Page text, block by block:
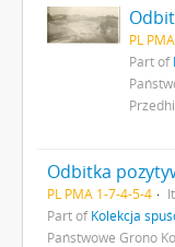
PL
Part of
PL PMA 1-7-4-5-4
Part ofKolekcja
Państwowe Grono